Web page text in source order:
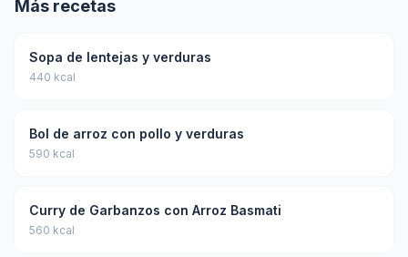
Más recetas
Sopa de lentejas y verduras
440 kcal
Bol de arroz con pollo y verduras
590 kcal
Curry de Garbanzos con Arroz Basmati
560 kcal